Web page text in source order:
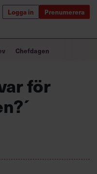
Logga in Prenumerera
världen
Chefdagen
för